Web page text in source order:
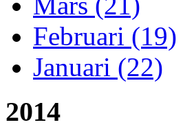
Februari (19)
Januari (22)
2014